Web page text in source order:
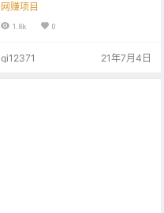
道亚马逊这一个电商平台。只要在
亚马逊做过电商的人都知道把国内
非常严格，但不做假数据又很难把
网赚项目
1.8k 0
qi12371 21年7月4日